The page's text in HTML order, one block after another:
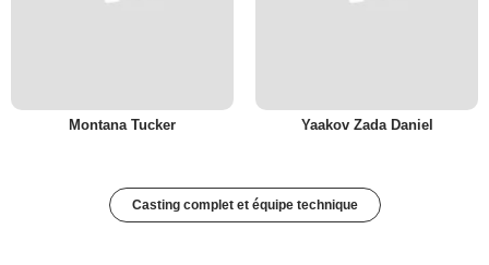
Montana Tucker Yaakov Zada Daniel
Casting complet et équipe technique